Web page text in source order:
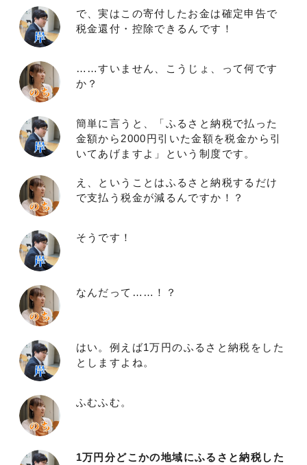
で、実はこの寄付したお金は確定申告で
税金還付・控除できるんです！
……すいません、こうじょ、って何です
か？
簡単に言うと、「ふるさと納税で払った
金額から2000円引いた金額を税金から引
いてあげますよ」という制度です。
え、ということはふるさと納税するだけ
で支払う税金が減るんですか！？
そうです！
なんだって……！？
はい。例えば1万円のふるさと納税をした
としますよね。
ふむふむ。
1万円分どこかの地域にふるさと納税した